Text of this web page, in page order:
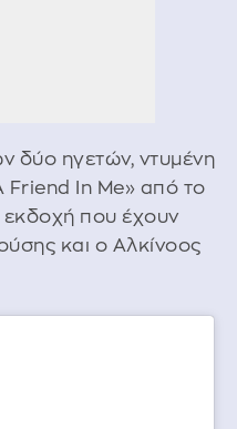
δύο ηγετών, ντυμένη
Friend In Me» από το
εκδοχή που έχουν
και ο Αλκίνοος